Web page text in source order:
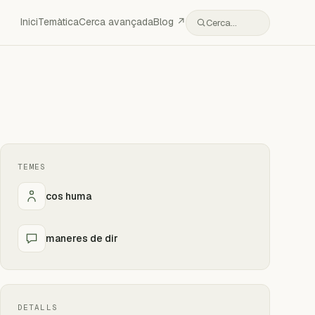
IniciTemàticaCerca avançadaBlog ↗ Cerca…
TEMES
cos huma
maneres de dir
DETALLS